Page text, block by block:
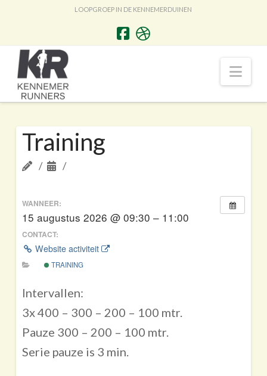
LOOPGROEP IN DE KENNEMERDUINEN
Training
WANNEER:
15 augustus 2026 @ 09:30 – 11:00
CONTACT:
Website activiteit
TRAINING
Intervallen:
3x 400 – 300 – 200 – 100 mtr.
Pauze 300 – 200 – 100 mtr.
Serie pauze is 3 min.